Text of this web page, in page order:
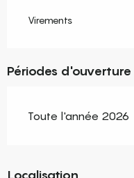
Virements
Périodes d'ouverture
Toute l'année 2026